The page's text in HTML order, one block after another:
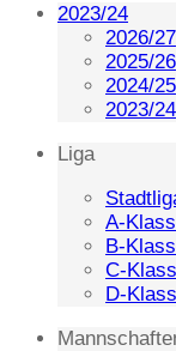
2023/24
2026/27
2025/26
2024/25
2023/24
Liga
A-
B-
C-
D-